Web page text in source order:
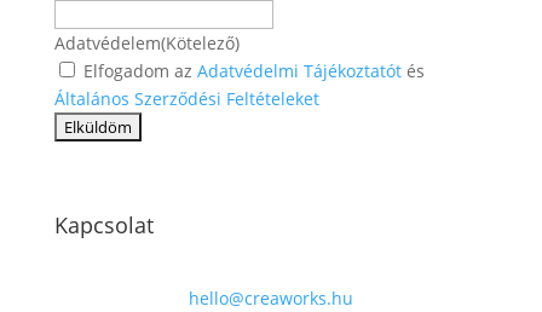
Adatvédelem(Kötelező)
Elfogadom az Adatvédelmi Tájékoztatótés
Általános Szerződési Feltételeket
Kapcsolat
hello@creaworks.hu